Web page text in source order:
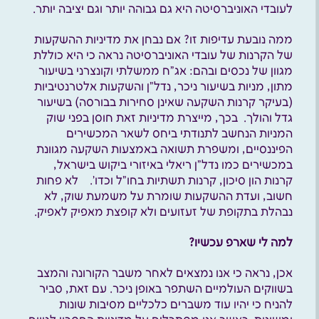
לעובדי האוניברסיטה היא גם גבוהה יותר וגם יציבה יותר.
ממה נובעת עדיפות זו? אם נבחן את מדיניות ההשקעות
של הקרנות של עובדי האוניברסיטה נראה כי היא כוללת
מגוון של נכסים ובהם: אג”ח ממשלתי וקונצרני בשיעור
מתון, מניות בשיעור ניכר, נדל”ן והשקעות אלטרנטיביות
(בעיקר קרנות השקעה שאינן סחירות בבורסה) בשיעור
גדל והולך. בכך, מייצרת מדיניות זאת חוסן בפני שוק
המניות הנחשב לתנודתי ביחס לשאר המכשירים
הפיננסיים, ומשפרת תשואה באמצעות השקעה מגוונת
במכשירים כמו נדל”ן ריאלי באיזורי ביקוש בישראל,
קרנות הון סיכון, קרנות תשתיות בחו”ל וכדו’. לא פחות
חשוב, ועדת ההשקעות שומרת על משמעת שוק, לא
נבהלת בתקופת של זעזועים ולא קופצת מאפיק לאפיק.
למה לי שארפ עכשיו?
אכן, נראה כי אנו נמצאים לאחר משבר הקורונה והמצב
בשווקים העולמיים השתפר באופן ניכר. עם זאת, סביר
להניח כי יהיו עוד משברים כלכליים מסיבות שונות